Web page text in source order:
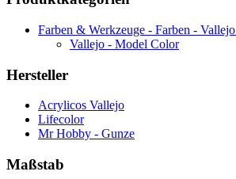
Farben & Werkzeuge - Farben - Vallejo
Vallejo - Model Color
Hersteller
Acrylicos Vallejo
Lifecolor
Mr Hobby - Gunze
Maßstab